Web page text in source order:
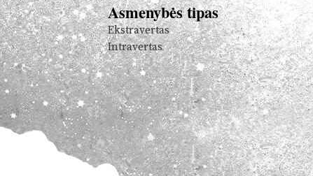
Asmenybės tipas
Ekstravertas
Intravertas